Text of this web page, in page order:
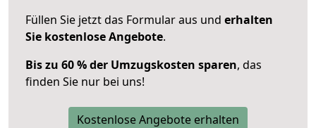
Füllen Sie jetzt das Formular aus und erhalten
Sie kostenlose Angebote.
Bis zu 60 % der Umzugskosten sparen, das
finden Sie nur bei uns!
Kostenlose Angebote erhalten